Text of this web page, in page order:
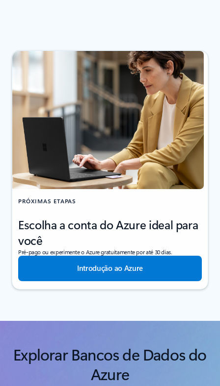
PRÓXIMAS ETAPAS
Escolha a conta do Azure ideal para
você
Pré-pago ou experimente o Azure gratuitamente por até 30 dias.
Introdução ao Azure
Explorar Bancos de Dados do
Azure